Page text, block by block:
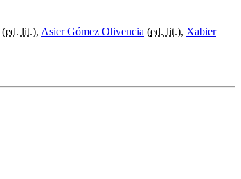
(ed. lit.), Asier Gómez Olivencia (ed. lit.), Xabier